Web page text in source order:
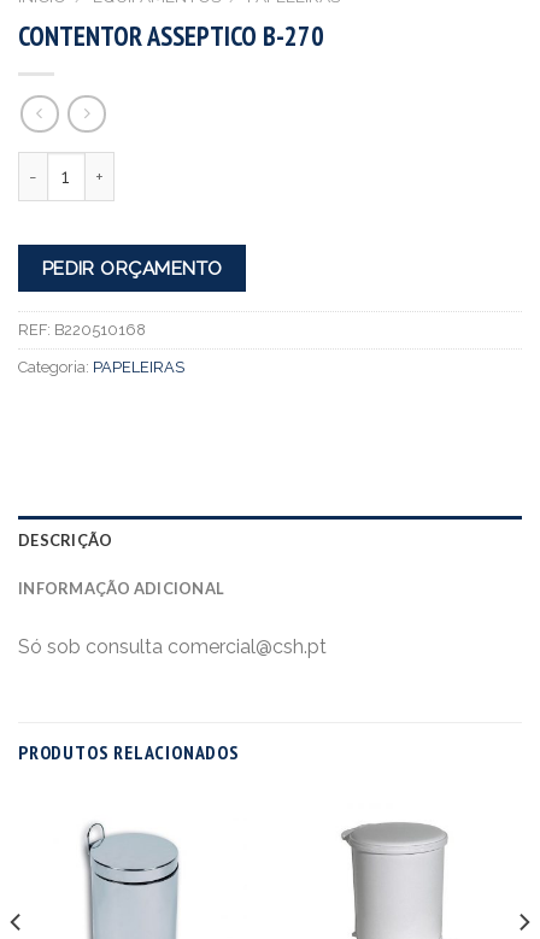
CONTENTOR ASSEPTICO B-270
PEDIR ORÇAMENTO
REF: B220510168
Categoria: PAPELEIRAS
DESCRIÇÃO
INFORMAÇÃO ADICIONAL
Só sob consulta comercial@csh.pt
PRODUTOS RELACIONADOS